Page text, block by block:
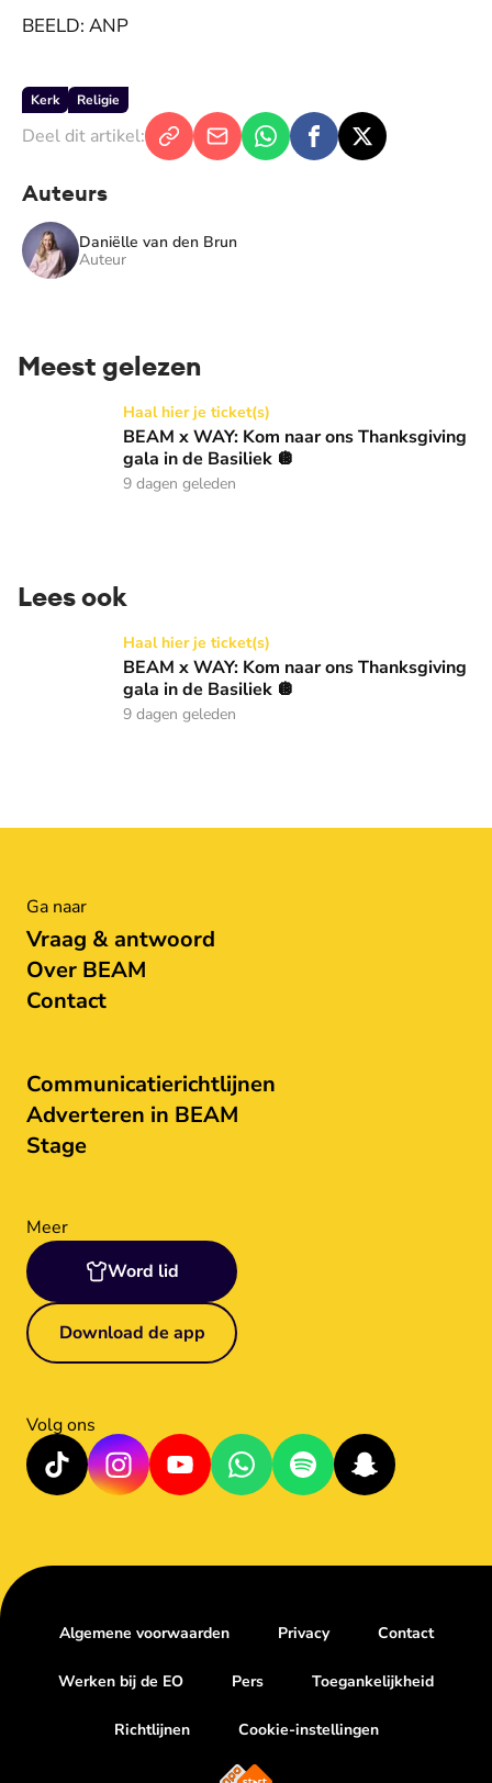
BEELD: ANP
Kerk Religie
Deel dit artikel:
Auteurs
Daniëlle van den Brun
Auteur
Meest gelezen
BEAM x WAY: Kom naar ons Thanksgiving gala in de
Haal hier je ticket(s)
BEAM x WAY: Kom naar ons Thanksgiving
gala in de Basiliek 🪩
9 dagen geleden
Lees ook
BEAM x WAY: Kom naar ons Thanksgiving gala in de
Haal hier je ticket(s)
BEAM x WAY: Kom naar ons Thanksgiving
gala in de Basiliek 🪩
9 dagen geleden
Ga naar
Vraag & antwoord
Over BEAM
Contact
Communicatierichtlijnen
Adverteren in BEAM
Stage
Meer
Word lid
Download de app
Volg ons
Algemene voorwaarden Privacy Contact
Werken bij de EO Pers Toegankelijkheid
Richtlijnen Cookie-instellingen